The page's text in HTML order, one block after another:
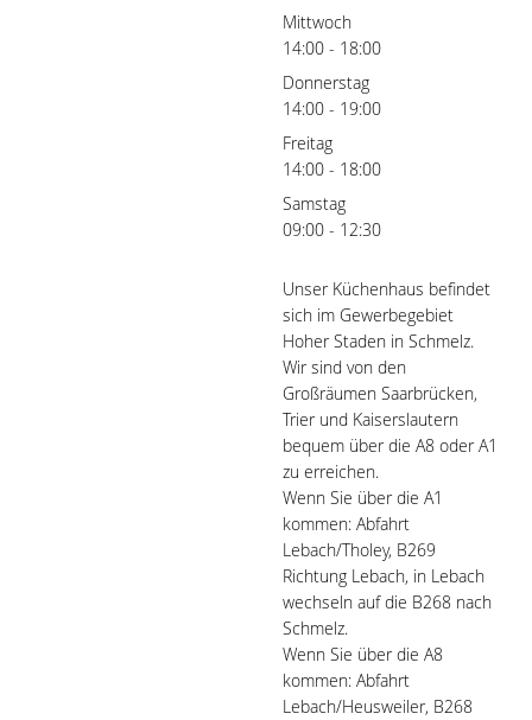
Mittwoch
14:00 - 18:00
Donnerstag
14:00 - 19:00
Freitag
14:00 - 18:00
Samstag
09:00 - 12:30
Unser Küchenhaus befindet
sich im Gewerbegebiet
Hoher Staden in Schmelz.
Wir sind von den
Großräumen Saarbrücken,
Trier und Kaiserslautern
bequem über die A8 oder A1
zu erreichen.
Wenn Sie über die A1
kommen: Abfahrt
Lebach/Tholey, B269
Richtung Lebach, in Lebach
wechseln auf die B268 nach
Schmelz.
Wenn Sie über die A8
kommen: Abfahrt
Lebach/Heusweiler, B268